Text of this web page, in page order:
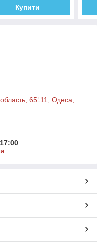
Купити
65111, Одеса,